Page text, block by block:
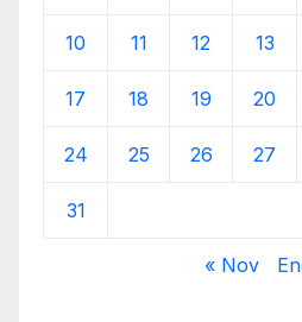
10 11 12 13
17 18 19 20
24 25 26 27
31
« Nov